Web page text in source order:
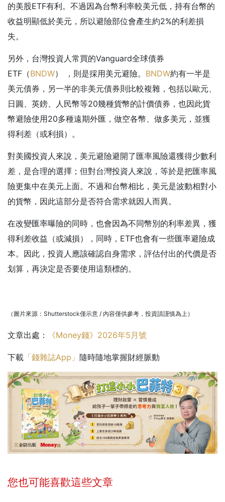
的美股ETF有利。不過因為台幣利率較美元低，持有台幣的
收益明顯低於美元，所以避險部位會產生約2%的利差損
失。
另外，台灣投資人常買的Vanguard全球債券
ETF（BNDW） ，則是採用美元避險。 BNDW約有一半是
美元債券，另一半的非美元債券則比較複雜，包括以歐元、
日圓、英鎊、人民幣等20幾種貨幣的計價債券，也因此貨
幣避險使用20多種遠期外匯，做空各幣、做多美元，並獲
得利差（或利損）。
對美國投資人來說，美元避險避開了匯率風險還獲得少數利
差，是合理的選擇；但對台灣投資人來說，等於是把匯率風
險更集中在美元上面。不過和台幣相比，美元是波動相對小
的貨幣，因此這部分是否符合需求就因人而異。
在改變匯率曝險的同時，也會因為不同幣別的利率差異，獲
得利差收益（或減損），同時，ETF也會有一些匯率避險成
本。因此，投資人應該確認自身需求，評估付出的代價是否
划算，再決定是否要使用這類標的。
（圖片來源：Shutterstock僅示意 / 內容僅供參考，投資請謹慎為上）
文章出處： 《Money錢》2026年5月號
下載 「錢雜誌App」 隨時隨地掌握財經脈動